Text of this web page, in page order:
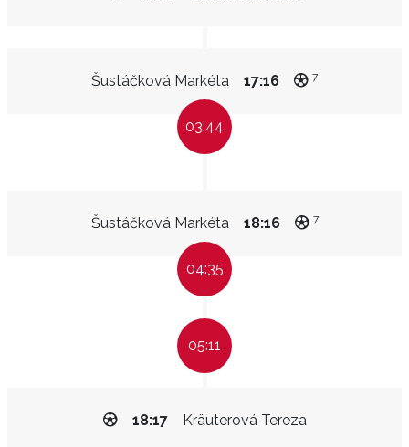
Šustáčková Markéta 17:16 7
03:44
Šustáčková Markéta 18:16 7
04:35
05:11
Kräuterová Tereza
18:17